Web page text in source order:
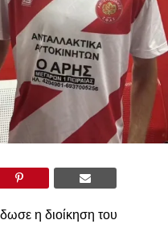
η διοίκηση του